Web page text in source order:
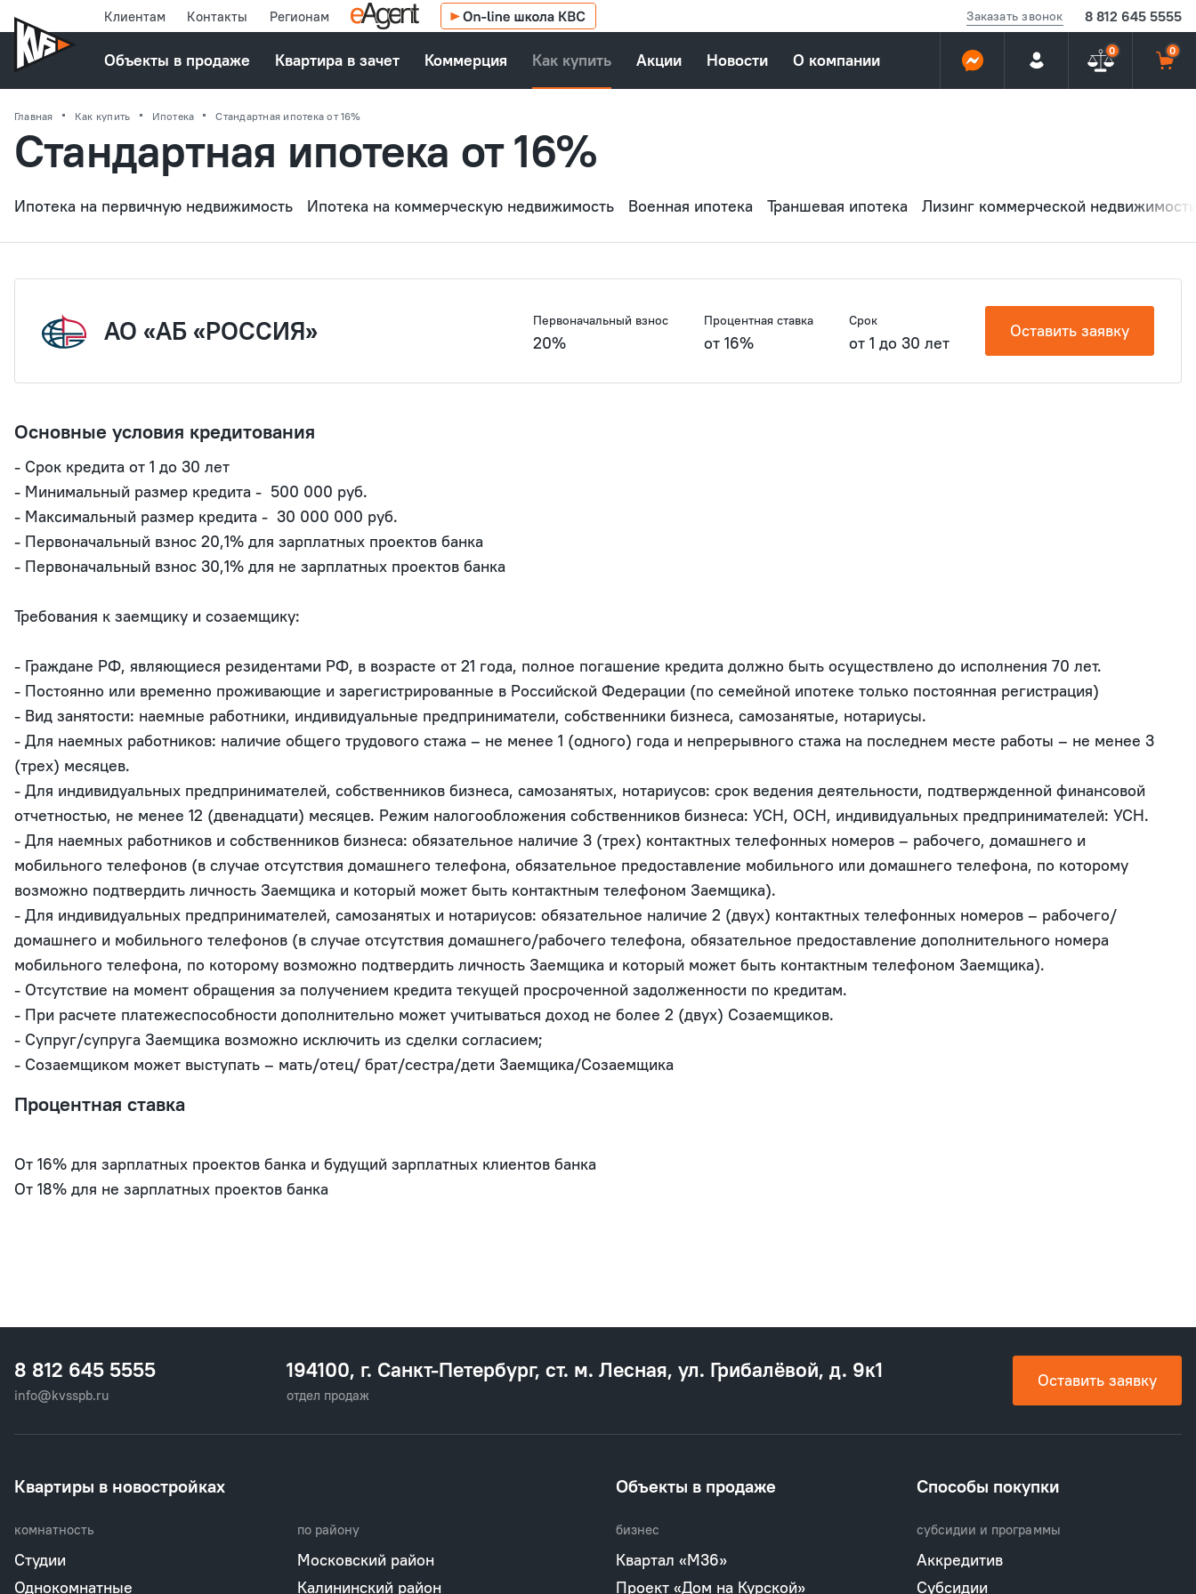
Клиентам Контакты Регионам Заказать звонок 8 812 645 5555
Объекты в продаже Квартира в зачет Коммерция Как купить Акции Новости О компании 0 0
Главная Как купить Ипотека Стандартная ипотека от 16%
Стандартная ипотека от 16%
Ипотека на первичную недвижимость Ипотека на коммерческую недвижимость Военная ипотека Траншевая ипотека Лизинг коммерческой
АО «АБ «РОССИЯ» Первоначальный взнос
20%
Процентная ставка
от 16%
Срок
от 1 до 30 лет
Оставить заявку
Основные условия кредитования
- Срок кредита от 1 до 30 лет
- Минимальный размер кредита -  500 000 руб.
- Максимальный размер кредита -  30 000 000 руб.
- Первоначальный взнос 20,1% для зарплатных проектов банка
- Первоначальный взнос 30,1% для не зарплатных проектов банка
Требования к заемщику и созаемщику:
- Граждане РФ, являющиеся резидентами РФ, в возрасте от 21 года, полное погашение кредита должно быть осуществлено до исполнения 70 лет.
- Постоянно или временно проживающие и зарегистрированные в Российской Федерации (по семейной ипотеке только постоянная регистрация)
- Вид занятости: наемные работники, индивидуальные предприниматели, собственники бизнеса, самозанятые, нотариусы.
- Для наемных работников: наличие общего трудового стажа – не менее 1 (одного) года и непрерывного стажа на последнем месте работы – не менее 3
(трех) месяцев.
- Для индивидуальных предпринимателей, собственников бизнеса, самозанятых, нотариусов: срок ведения деятельности, подтвержденной финансовой
отчетностью, не менее 12 (двенадцати) месяцев. Режим налогообложения собственников бизнеса: УСН, ОСН, индивидуальных предпринимателей: УСН.
- Для наемных работников и собственников бизнеса: обязательное наличие 3 (трех) контактных телефонных номеров – рабочего, домашнего и
мобильного телефонов (в случае отсутствия домашнего телефона, обязательное предоставление мобильного или домашнего телефона, по которому
возможно подтвердить личность Заемщика и который может быть контактным телефоном Заемщика).
- Для индивидуальных предпринимателей, самозанятых и нотариусов: обязательное наличие 2 (двух) контактных телефонных номеров – рабочего/
домашнего и мобильного телефонов (в случае отсутствия домашнего/рабочего телефона, обязательное предоставление дополнительного номера
мобильного телефона, по которому возможно подтвердить личность Заемщика и который может быть контактным телефоном Заемщика).
- Отсутствие на момент обращения за получением кредита текущей просроченной задолженности по кредитам.
- При расчете платежеспособности дополнительно может учитываться доход не более 2 (двух) Созаемщиков.
- Супруг/супруга Заемщика возможно исключить из сделки согласием;
- Созаемщиком может выступать – мать/отец/ брат/сестра/дети Заемщика/Созаемщика
Процентная ставка
От 16% для зарплатных проектов банка и будущий зарплатных клиентов банка
От 18% для не зарплатных проектов банка
8 812 645 5555
info@kvsspb.ru
194100, г. Санкт‐Петербург, ст. м. Лесная, ул. Грибалёвой, д. 9к1
отдел продаж
Оставить заявку
Квартиры в новостройках
комнатность
Студии
Однокомнатные
по району
Московский район
Калининский район
Объекты в продаже
бизнес
Квартал «М36»
Проект «Дом на Курской»
Способы покупки
субсидии и программы
Аккредитив
Субсидии